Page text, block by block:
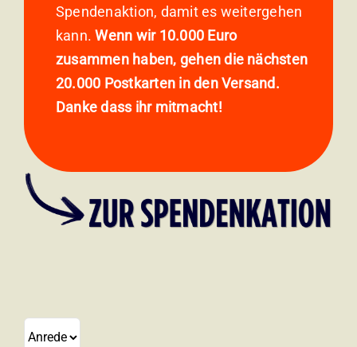
Spendenaktion, damit es weitergehen
kann.Wenn wir 10.000 Euro
zusammen haben, gehen die nächsten
20.000 Postkarten in den Versand.
Danke dass ihr mitmacht!